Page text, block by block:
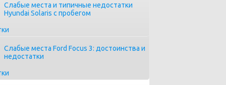
Слабые места и типичные недостатки
Hyundai Solaris с пробегом
Слабые места Ford Focus 3: достоинства и
недостатки